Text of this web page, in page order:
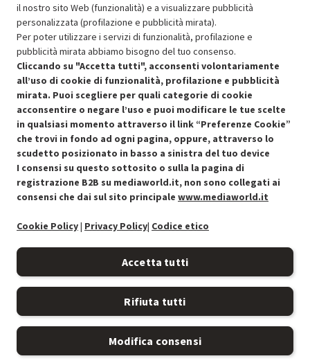
Aggiungi al carrello
SCONTO RICONDIZIONATI
Approfitta dello sconto del 50% sul prodotto ricondizionato.
Condizioni generali di vendita Recedere dal contratto qui
il nostro sito Web (funzionalità) e a visualizzare pubblicità
personalizzata (profilazione e pubblicità mirata).
Per poter utilizzare i servizi di funzionalità, profilazione e
pubblicità mirata abbiamo bisogno del tuo consenso.
Cliccando su "Accetta tutti", acconsenti volontariamente
all’uso di cookie di funzionalità, profilazione e pubblicità
mirata. Puoi scegliere per quali categorie di cookie
acconsentire o negare l’uso e puoi modificare le tue scelte
in qualsiasi momento attraverso il link “Preferenze Cookie”
che trovi in fondo ad ogni pagina, oppure, attraverso lo
scudetto posizionato in basso a sinistra del tuo device
I consensi su questo sottosito o sulla la pagina di
registrazione B2B su mediaworld.it, non sono collegati ai
consensi che dai sul sito principale www.mediaworld.it
Cookie Policy| Privacy Policy| Codice etico
Accetta tutti
Rifiuta tutti
Modifica consensi